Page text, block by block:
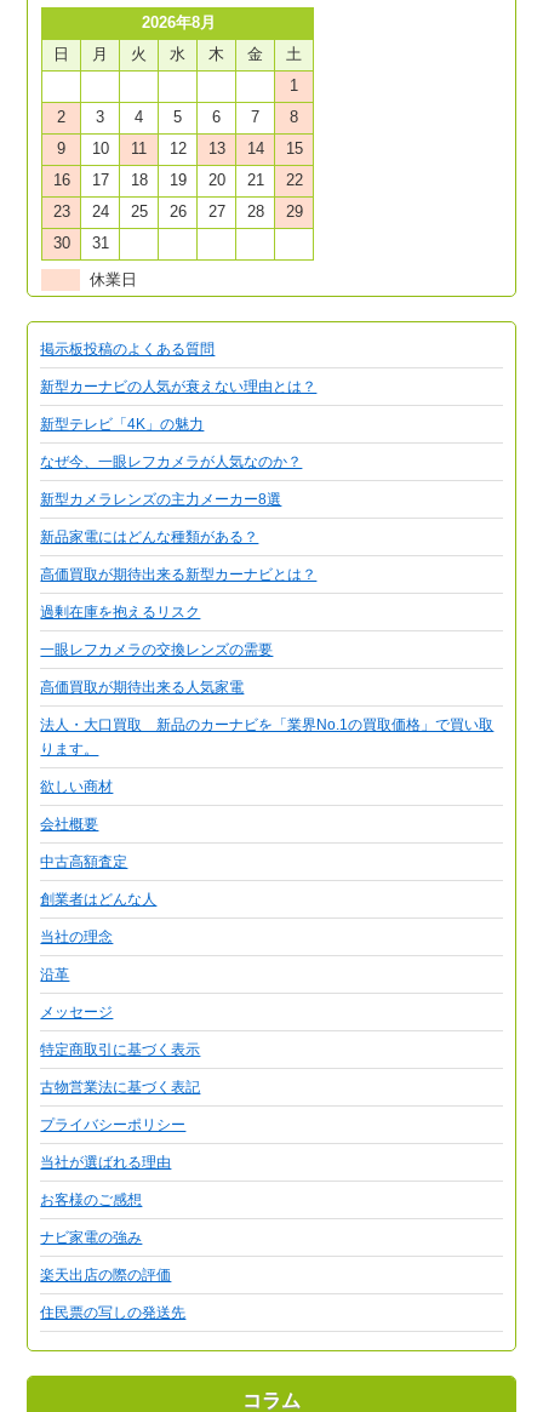
2026年8月
日
月 火 水 木 金
土
1
2
3 4 5 6 7
8
9
10 11 12 13 14
15
16
17 18 19 20 21
22
23
24 25 26 27 28
29
30
31
休業日
掲示板投稿のよくある質問
新型カーナビの人気が衰えない理由とは？
新型テレビ「4K」の魅力
なぜ今、一眼レフカメラが人気なのか？
新型カメラレンズの主力メーカー8選
新品家電にはどんな種類がある？
高価買取が期待出来る新型カーナビとは？
過剰在庫を抱えるリスク
一眼レフカメラの交換レンズの需要
高価買取が期待出来る人気家電
法人・大口買取 新品のカーナビを「業界No.1の買取価格」で買い取
ります。
欲しい商材
会社概要
中古高額査定
創業者はどんな人
当社の理念
沿革
メッセージ
特定商取引に基づく表示
古物営業法に基づく表記
プライバシーポリシー
当社が選ばれる理由
お客様のご感想
ナビ家電の強み
楽天出店の際の評価
住民票の写しの発送先
コラム